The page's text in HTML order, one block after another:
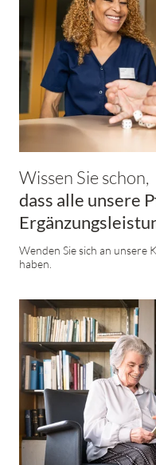
Wissen Sie schon,
dass alle unsere
Wenden Sie sich an unsere
haben.